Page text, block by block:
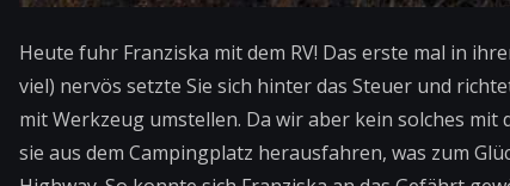
Heute fuhr Franziska mit dem RV! Das erste mal in
viel) nervös setzte Sie sich hinter das Steuer und
mit Werkzeug umstellen. Da wir aber kein solches
sie aus dem Campingplatz herausfahren, was zum